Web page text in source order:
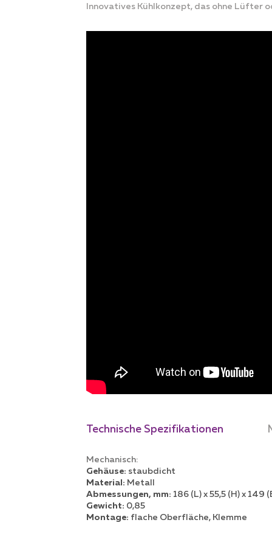
Innovatives Kühlkonzept, das ohne Lüfter
Technische Spezifikationen
Mechanisch:
Gehäuse: staubdicht
Material: Metall
Abmessungen, mm: 186 (L) x 55,5 (H) x 149
Gewicht: 0,85
Montage: flache Oberfläche, Klemme